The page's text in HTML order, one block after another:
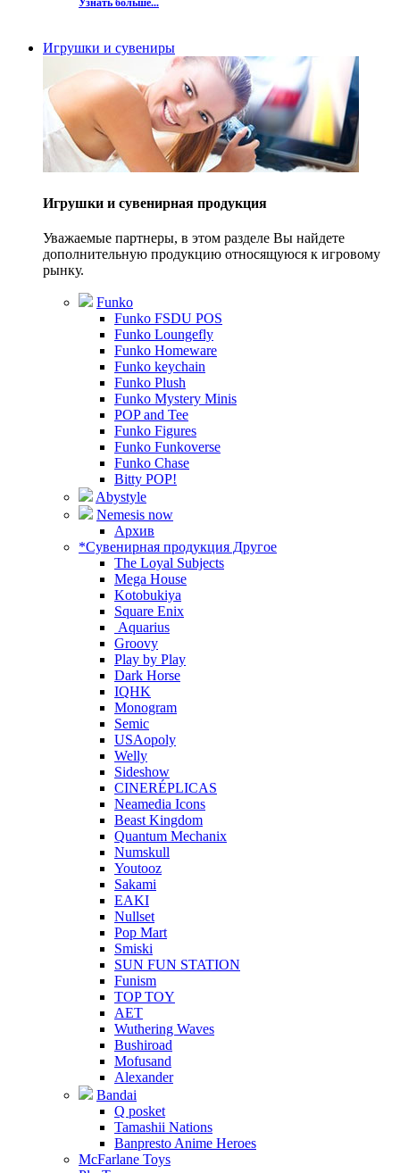
Узнать больше...
Игрушки и сувениры
Игрушки и сувенирная продукция
Уважаемые партнеры, в этом разделе Вы найдете
дополнительную продукцию относящуюся к игровому
рынку.
Funko
Funko FSDU POS
Funko Loungefly
Funko Homeware
Funko keychain
Funko Plush
Funko Mystery Minis
POP and Tee
Funko Figures
Funko Funkoverse
Funko Chase
Bitty POP!
Abystyle
Nemesis now
Архив
*Сувенирная продукция Другое
The Loyal Subjects
Mega House
Kotobukiya
Square Enix
Aquarius
Groovy
Play by Play
Dark Horse
IQHK
Monogram
Semic
USAopoly
Welly
Sideshow
CINERÉPLICAS
Neamedia Icons
Beast Kingdom
Quantum Mechanix
Numskull
Youtooz
Sakami
EAKI
Nullset
Pop Mart
Smiski
SUN FUN STATION
Funism
TOP TOY
AET
Wuthering Waves
Bushiroad
Mofusand
Alexander
Bandai
Q posket
Tamashii Nations
Banpresto Anime Heroes
McFarlane Toys